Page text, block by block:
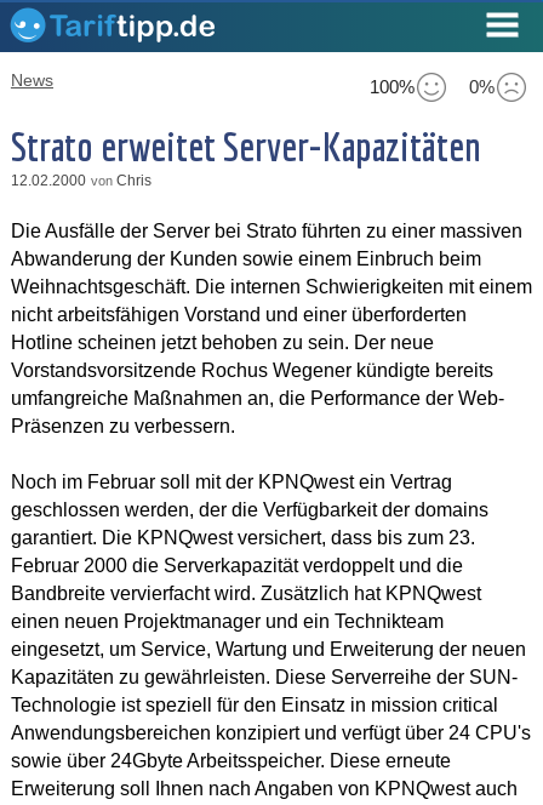
100% 0%
News
Strato erweitet Server-Kapazitäten
12.02.2000 von Chris
Die Ausfälle der Server bei Strato führten zu einer massiven
Abwanderung der Kunden sowie einem Einbruch beim
Weihnachtsgeschäft. Die internen Schwierigkeiten mit einem
nicht arbeitsfähigen Vorstand und einer überforderten
Hotline scheinen jetzt behoben zu sein. Der neue
Vorstandsvorsitzende Rochus Wegener kündigte bereits
umfangreiche Maßnahmen an, die Performance der Web-
Präsenzen zu verbessern.
Noch im Februar soll mit der KPNQwest ein Vertrag
geschlossen werden, der die Verfügbarkeit der domains
garantiert. Die KPNQwest versichert, dass bis zum 23.
Februar 2000 die Serverkapazität verdoppelt und die
Bandbreite vervierfacht wird. Zusätzlich hat KPNQwest
einen neuen Projektmanager und ein Technikteam
eingesetzt, um Service, Wartung und Erweiterung der neuen
Kapazitäten zu gewährleisten. Diese Serverreihe der SUN-
Technologie ist speziell für den Einsatz in mission critical
Anwendungsbereichen konzipiert und verfügt über 24 CPU's
sowie über 24Gbyte Arbeitsspeicher. Diese erneute
Erweiterung soll Ihnen nach Angaben von KPNQwest auch